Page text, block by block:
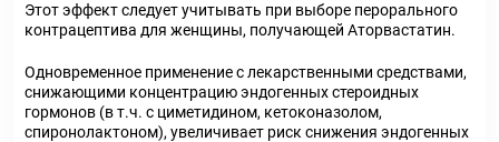
Этот эффект следует учитывать при выборе перорального
контрацептива для женщины, получающей Аторвастатин.
Одновременное применение с лекарственными средствами,
снижающими концентрацию эндогенных стероидных
гормонов (в т.ч. с циметидином, кетоконазолом,
спиронолактоном), увеличивает риск снижения эндогенных